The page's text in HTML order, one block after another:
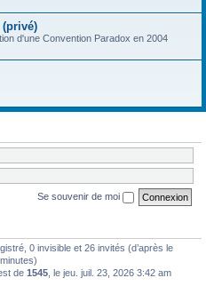
(privé)
d'une Convention Paradox en 2004
Se souvenir de moi
0 invisible et 26 invités (d’après le
de 1545 , le jeu. juil. 23, 2026 3:42 am